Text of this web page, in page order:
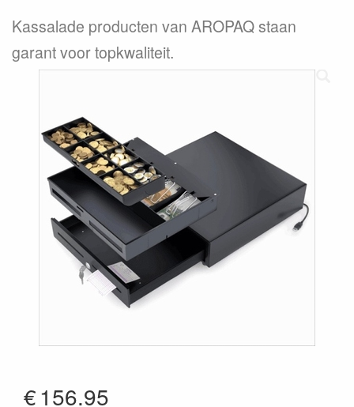
Kassalade producten van AROPAQ staan
garant voor topkwaliteit.
€156.95